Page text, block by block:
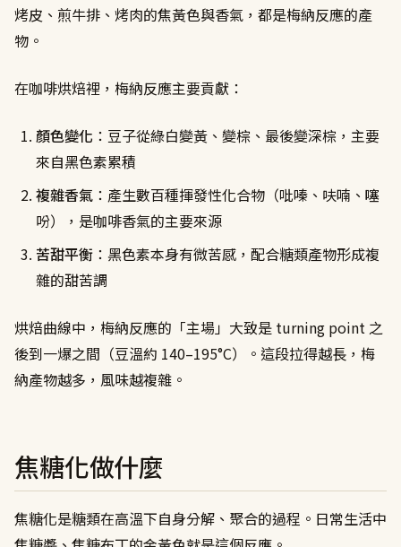
烤皮、煎牛排、烤肉的焦黃色與香氣，都是梅納反應的產
物。
在咖啡烘焙裡，梅納反應主要貢獻：
顏色變化 ：豆子從綠白變黃、變棕、最後變深棕，主要
來自黑色素累積
複雜香氣 ：產生數百種揮發性化合物（吡嗪、呋喃、噻
吩），是咖啡香氣的主要來源
苦甜平衡 ：黑色素本身有微苦感，配合糖類產物形成複
雜的甜苦調
烘焙曲線中，梅納反應的「主場」大致是 turning point 之
後到一爆之間（豆溫約 140–195°C）。這段拉得越長，梅
納產物越多，風味越複雜。
焦糖化做什麼
焦糖化是糖類在高溫下自身分解、聚合的過程。日常生活中